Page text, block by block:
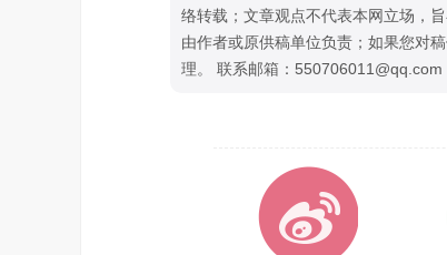
络转载；文章观点不代表本网立场，
由作者或原供稿单位负责；如果您对
理。 联系邮箱：550706011@qq.com